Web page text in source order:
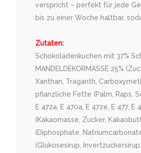
verspricht – perfekt für jede
bis zu einer Woche haltbar,
Zutaten:
Schokoladenkuchen mit 37%
MANDELDEKORMASSE 25%
Xanthan, Traganth,
pflanzliche Fette (Palm, Raps,
E 472a, E 470a, E 472e, E 477,
(Kakaomasse, Zucker,
(Diphosphate,
(Glukosesirup,